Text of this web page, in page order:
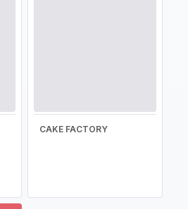
CAKE FACTORY